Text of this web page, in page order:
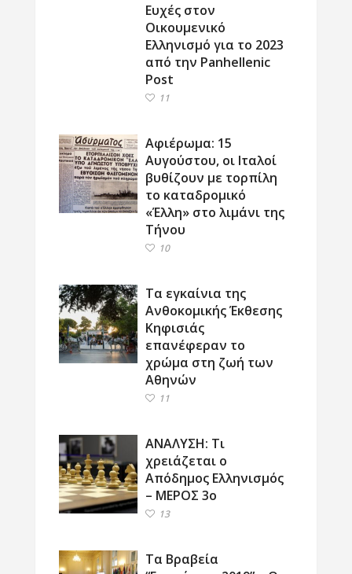
Ευχές στον
Οικουμενικό
Ελληνισμό για το 2023
από την Panhellenic
Post
11
Αφιέρωμα: 15
Αυγούστου, οι Ιταλοί
βυθίζουν με τορπίλη
το καταδρομικό
«Έλλη» στο λιμάνι της
Τήνου
10
Τα εγκαίνια της
Ανθοκομικής Έκθεσης
Κηφισιάς
επανέφεραν το
χρώμα στη ζωή των
Αθηνών
11
ΑΝΑΛΥΣΗ: Τι
χρειάζεται ο
Απόδημος Ελληνισμός
– ΜΕΡΟΣ 3ο
13
Τα Βραβεία